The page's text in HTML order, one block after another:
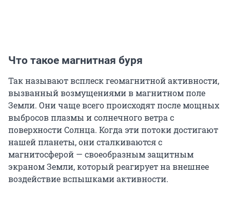
Что такое магнитная буря
Так называют всплеск геомагнитной активности,
вызванный возмущениями в магнитном поле
Земли. Они чаще всего происходят после мощных
выбросов плазмы и солнечного ветра с
поверхности Солнца. Когда эти потоки достигают
нашей планеты, они сталкиваются с
магнитосферой — своеобразным защитным
экраном Земли, который реагирует на внешнее
воздействие вспышками активности.